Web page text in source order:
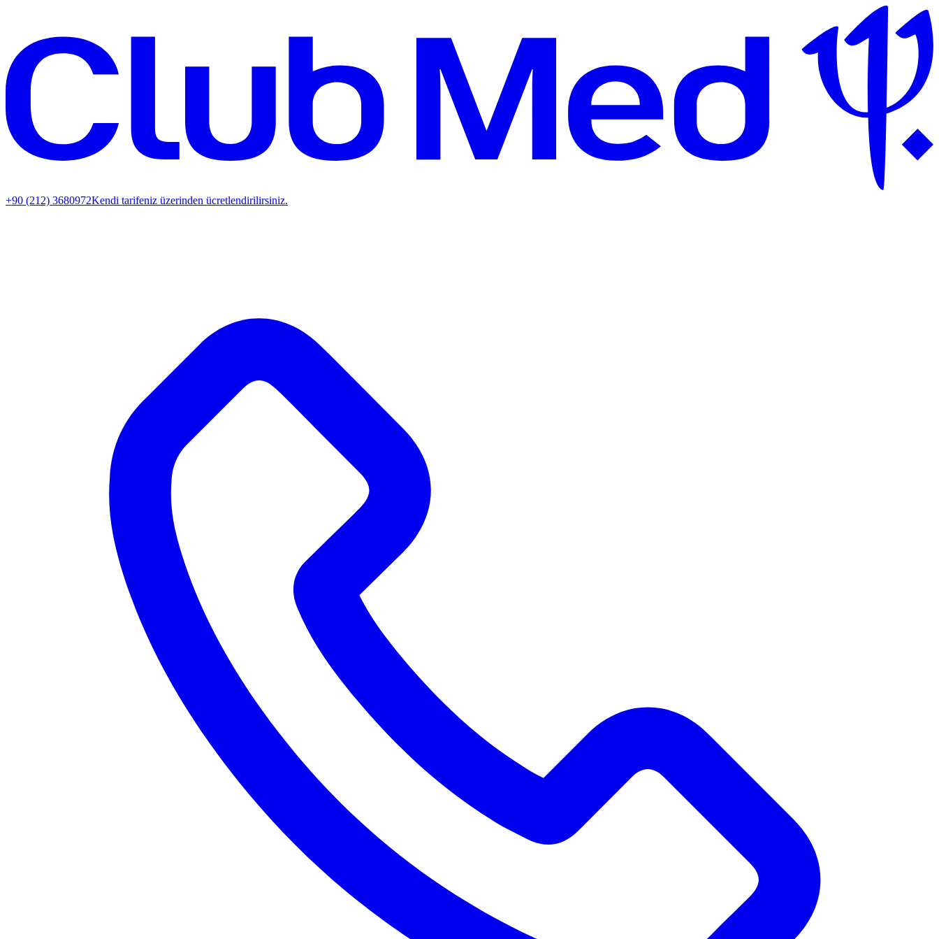
+90 (212) 3680972Kendi tarifeniz üzerinden ücretlendirilirsiniz.